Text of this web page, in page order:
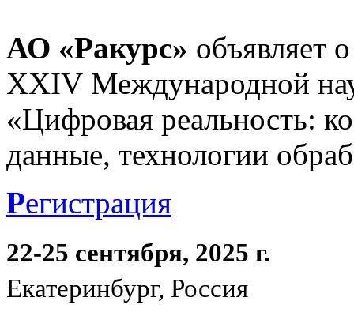
АО «Ракурс» объявляет
XXIV Международной
«Цифровая реальность:
данные, технологии
Регистрация
22-25 сентября, 2025 г.
Екатеринбург, Россия